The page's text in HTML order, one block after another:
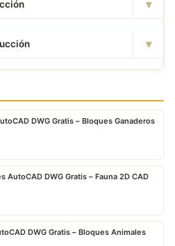
▾
▾
DWG Gratis – Bloques Ganaderos
AutoCAD DWG Gratis – Fauna 2D CAD
DWG Gratis – Bloques Animales